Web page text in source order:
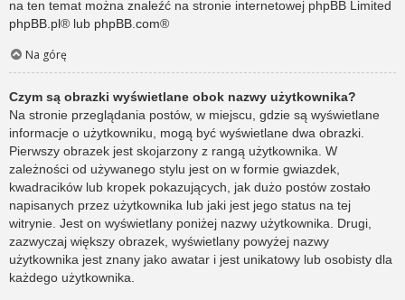
na ten temat można znaleźć na stronie internetowej phpBB Limited
phpBB.pl® lub phpBB.com®
Na górę
Czym są obrazki wyświetlane obok nazwy użytkownika?
Na stronie przeglądania postów, w miejscu, gdzie są wyświetlane
informacje o użytkowniku, mogą być wyświetlane dwa obrazki.
Pierwszy obrazek jest skojarzony z rangą użytkownika. W
zależności od używanego stylu jest on w formie gwiazdek,
kwadracików lub kropek pokazujących, jak dużo postów zostało
napisanych przez użytkownika lub jaki jest jego status na tej
witrynie. Jest on wyświetlany poniżej nazwy użytkownika. Drugi,
zazwyczaj większy obrazek, wyświetlany powyżej nazwy
użytkownika jest znany jako awatar i jest unikatowy lub osobisty dla
każdego użytkownika.